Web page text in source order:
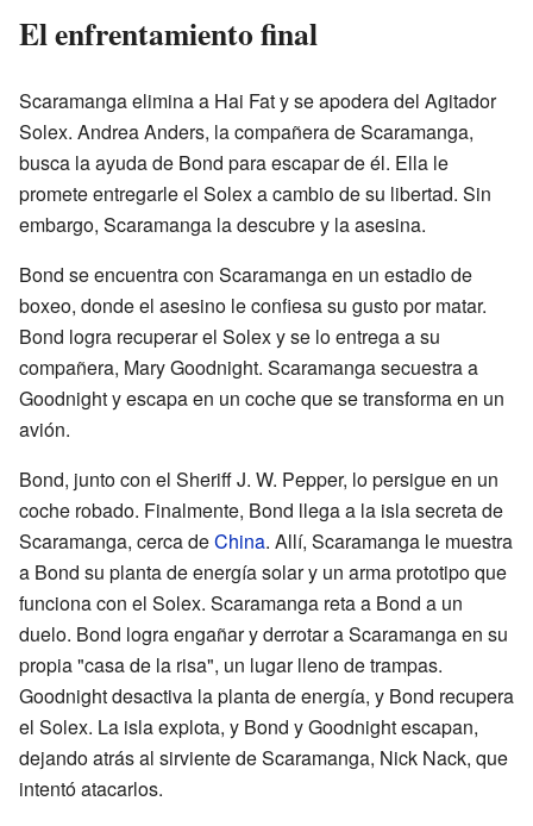
El enfrentamiento final
Scaramanga elimina a Hai Fat y se apodera del Agitador
Solex. Andrea Anders, la compañera de Scaramanga,
busca la ayuda de Bond para escapar de él. Ella le
promete entregarle el Solex a cambio de su libertad. Sin
embargo, Scaramanga la descubre y la asesina.
Bond se encuentra con Scaramanga en un estadio de
boxeo, donde el asesino le confiesa su gusto por matar.
Bond logra recuperar el Solex y se lo entrega a su
compañera, Mary Goodnight. Scaramanga secuestra a
Goodnight y escapa en un coche que se transforma en un
avión.
Bond, junto con el Sheriff J. W. Pepper, lo persigue en un
coche robado. Finalmente, Bond llega a la isla secreta de
Scaramanga, cerca deChina. Allí, Scaramanga le muestra
a Bond su planta de energía solar y un arma prototipo que
funciona con el Solex. Scaramanga reta a Bond a un
duelo. Bond logra engañar y derrotar a Scaramanga en su
propia "casa de la risa", un lugar lleno de trampas.
Goodnight desactiva la planta de energía, y Bond recupera
el Solex. La isla explota, y Bond y Goodnight escapan,
dejando atrás al sirviente de Scaramanga, Nick Nack, que
intentó atacarlos.